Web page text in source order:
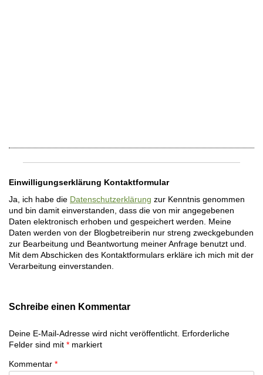
Einwilligungserklärung Kontaktformular
Ja, ich habe die Datenschutzerklärung zur Kenntnis genommen
und bin damit einverstanden, dass die von mir angegebenen
Daten elektronisch erhoben und gespeichert werden. Meine
Daten werden von der Blogbetreiberin nur streng zweckgebunden
zur Bearbeitung und Beantwortung meiner Anfrage benutzt und.
Mit dem Abschicken des Kontaktformulars erkläre ich mich mit der
Verarbeitung einverstanden.
Schreibe einen Kommentar
Deine E-Mail-Adresse wird nicht veröffentlicht. Erforderliche
Felder sind mit * markiert
Kommentar *